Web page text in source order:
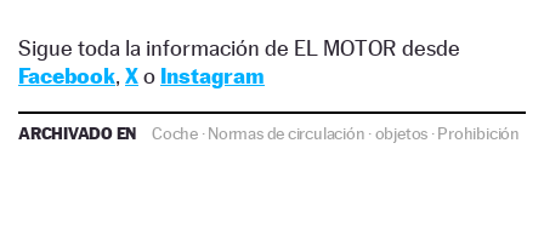
Sigue toda la información de EL MOTOR desde
Facebook, Xo Instagram
ARCHIVADO EN Coche·Normas de circulación ·objetos ·Prohibición